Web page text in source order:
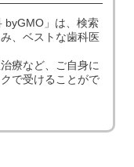
byGMO」は、検索
、ベストな歯科医
療など、ご自身に
で受けることがで